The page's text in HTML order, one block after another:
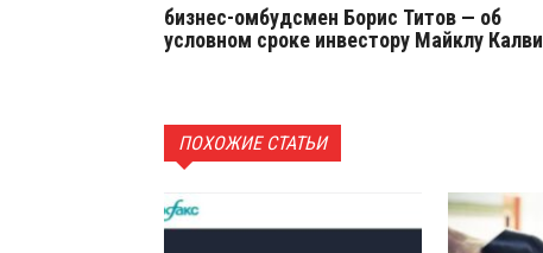
бизнес-омбудсмен Борис Титов — об
условном сроке инвестору Майклу Калви
ПОХОЖИЕ СТАТЬИ